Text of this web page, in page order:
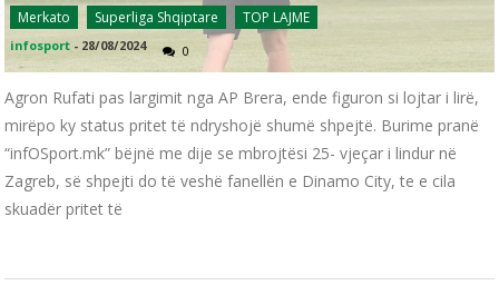
Merkato
Superliga Shqiptare TOP LAJME
infosport - 28/08/2024 0
Agron Rufati pas largimit nga AP Brera, ende figuron si lojtar i lirë,
mirëpo ky status pritet të ndryshojë shumë shpejtë. Burime pranë
“infOSport.mk” bëjnë me dije se mbrojtësi 25- vjeçar i lindur në
Zagreb, së shpejti do të veshë fanellën e Dinamo City, te e cila
skuadër pritet të